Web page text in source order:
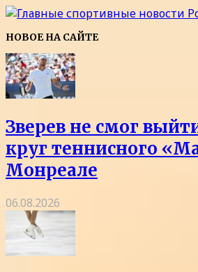
НОВОЕ НА САЙТЕ
Зверев не смог
круг теннисного
Монреале
06.08.2026